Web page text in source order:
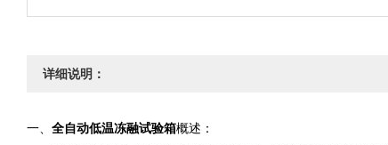
详细说明：
一、 全自动低温冻融试验箱概述：